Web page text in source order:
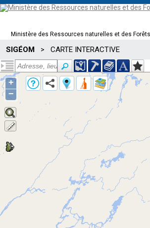
Ministère des Ressources naturelles et des Forêts
SIGÉOM > CARTE INTERACTIVE
+
−